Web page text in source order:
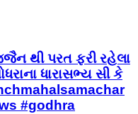
થી પરત ફરી રહેલા
ધારાસભ્ય સી કે
#godhra